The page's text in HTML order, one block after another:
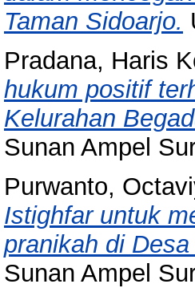
Taman Sidoarjo.
Pradana, Haris
hukum positif
Kelurahan
Sunan Ampel
Purwanto,
Istighfar untuk
pranikah di
Sunan Ampel